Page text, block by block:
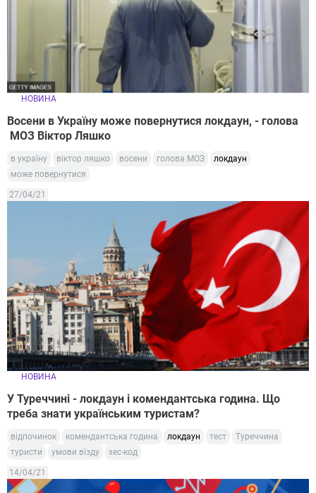
НОВИНА
Восени в Україну може повернутися локдаун, - голова
МОЗ Віктор Ляшко
в україну віктор ляшко восени голова МОЗ
локдаун
може повернутися
27/04/21
НОВИНА
У Туреччині - локдаун і комендантська година. Що
треба знати українським туристам?
відпочинок комендантська година локдаун тест
Туреччина
туристи
умови вїзду хес-код
14/04/21